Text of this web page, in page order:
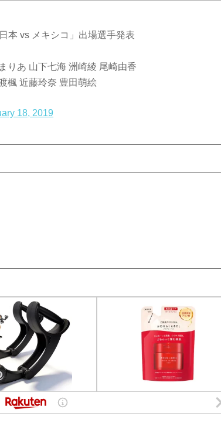
本 vs メキシコ」出場選手発表
りあ 山下七海 洲崎綾 尾崎由香
楓 近藤玲奈 豊田萌絵
18, 2019